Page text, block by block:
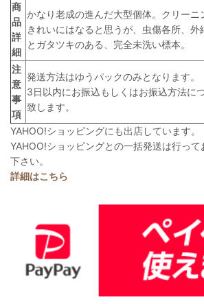
商
品
詳
細
かなり老成の進んだ大型個体。クリーニ
きれいにはなると思うが、虫傷各所、
とガタツキのある、完全未洗い標本。
注
意
事
項
発送方法はゆうパックのみとなります。
3日以内にお振込もしくはお振込方法に
致します。
YAHOO!ショッピングにも出店しています。
YAHOO!ショッピングとの一括発送は行っ
下さい。
詳細はこちら